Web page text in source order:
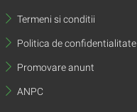
Termeni si conditii
Politica de confidentialitate
Promovare anunt
ANPC